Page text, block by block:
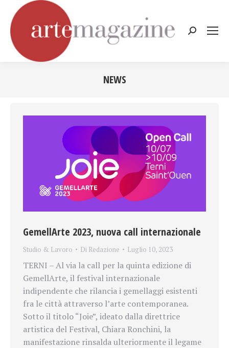
Cerca:
NEWS
GemellArte 2023, nuova call internazionale
Studio & Lavoro Di Redazione Luglio 10, 2023
TERNI – Al via la call per la quinta edizione di
GemellArte, il festival internazionale
indipendente che rilancia i gemellaggi esistenti
fra le città attraverso l’arte contemporanea.
Sotto il titolo “Joie”, ideato dalla direttrice
artistica del Festival, Chiara Ronchini, la
manifestazione rinsalda ulteriormente il legame